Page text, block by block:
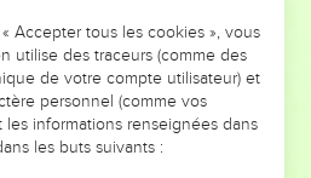
L’ÉVÉNEMENT
!
POUVAIENT VOUS ÉVITER LES
VOTRES ?
Accepter tous les cookies », vous
utilise des traceurs (comme des
de votre compte utilisateur) et
personnel (comme vos
informations renseignées dans
les buts suivants :